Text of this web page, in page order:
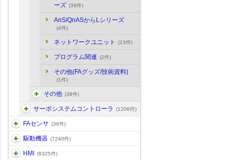
ーズ (39件)
AnS/QnASからLシリーズ
(4件)
ネットワークユニット (13件)
プログラム関連 (2件)
その他(FAグッズ/技術資料)
(1件)
その他 (39件)
サーボシステムコントローラ (1208件)
FAセンサ (39件)
駆動機器 (7240件)
HMI (8325件)